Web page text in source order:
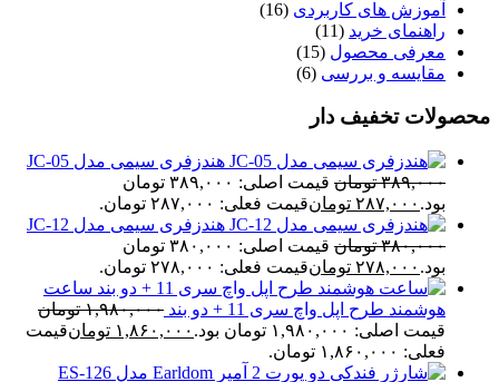
آموزش های کاربردی (16)
راهنمای خرید (11)
معرفی محصول (15)
مقایسه و بررسی (6)
محصولات تخفیف دار
هندزفری سیمی مدل JC-05
۳۸۹,۰۰۰ تومان
قیمت اصلی: ۳۸۹,۰۰۰ تومان
بود. ۲۸۷,۰۰۰ تومانقیمت فعلی: ۲۸۷,۰۰۰ تومان.
هندزفری سیمی مدل JC-12
۳۸۰,۰۰۰ تومان
قیمت اصلی: ۳۸۰,۰۰۰ تومان
بود. ۲۷۸,۰۰۰ تومانقیمت فعلی: ۲۷۸,۰۰۰ تومان.
ساعت
هوشمند طرح اپل واچ سری 11 + دو بند
۱,۹۸۰,۰۰۰ تومان
قیمت اصلی: ۱,۹۸۰,۰۰۰ تومان بود.
۱,۸۶۰,۰۰۰ تومانقیمت
فعلی: ۱,۸۶۰,۰۰۰ تومان.